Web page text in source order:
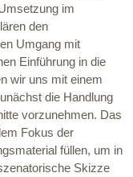
im
den
Umgang mit
Einführung in die
wir uns mit einem
die Handlung
vorzunehmen. Das
Fokus der
füllen, um in
Skizze